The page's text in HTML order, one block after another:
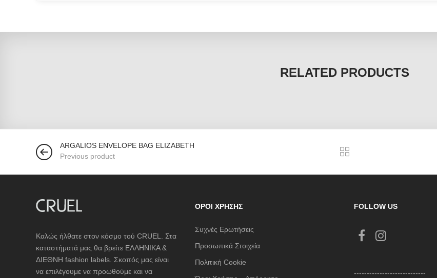
RELATED PRODUCTS
ARGALIOS ENVELOPE BAG ELIZABETH
Previous product
Καλώς ήλθατε στον κόσμο τού CRUEL. Στα
καταστήματά μας θα βρείτε ΕΛΛΗΝΙΚΑ &
ΔΙΕΘΝΗ fashion labels. Σκοπός μας είναι
να επιλέγουμε να προωθούμε και να
ΌΡΟΙ ΧΡΉΣΗΣ
Συχνές Ερωτήσεις
Προσωπικά Στοιχεία
Πολιτική Cookie
FOLLOW US
----------------------------